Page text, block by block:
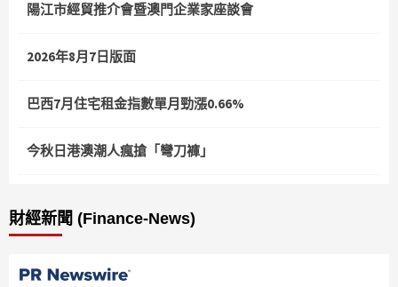
陽江市經貿推介會暨澳門企業家座談會
2026年8月7日版面
巴西7月住宅租金指數單月勁漲0.66%
今秋日港澳潮人瘋搶「彎刀褲」
財經新聞 (Finance-News)